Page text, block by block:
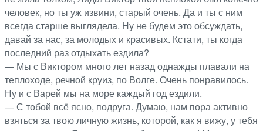
человек, но ты уж извини, старый очень. Да и ты с ним
всегда старше выглядела. Ну не будем это обсуждать,
давай за нас, за молодых и красивых. Кстати, ты когда
последний раз отдыхать ездила?
— Мы с Виктором много лет назад однажды плавали на
теплоходе, речной круиз, по Волге. Очень понравилось.
Ну и с Варей мы на море каждый год ездили.
— С тобой всё ясно, подруга. Думаю, нам пора активно
взяться за твою личную жизнь, которой, как я вижу, у тебя